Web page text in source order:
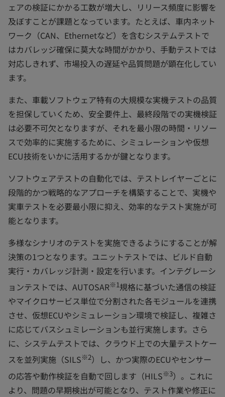
ェアの検証にかかる工数が増大し、リリース頻度に影響を
及ぼすことが課題となっています。たとえば、車内ネット
ワーク（CAN、Ethernetなど）を含むシステムテストで
はカバレッジ確保に莫大な時間がかかり、手動テストでは
対応しきれず、市場投入の遅延や品質問題が顕在化してい
ます。
また、車載ソフトウェア特有の大規模な実機テストの品質
を担保していくため、安全要件上、最終段階での実機検証
は必要不可欠となりますが、それを最小限の時間・リソー
スで効率的に実施するために、シミュレーションや仮想
ECU技術をいかに活用するかが鍵となります。
ソフトウェアテストの自動化では、テストレイヤーごとに
段階的かつ戦略的なアプローチを構築することで、実機や
実車テストを必要最小限に抑え、効率的なテスト実施が可
能となります。
多様なシナリオのテストを実施できるようにすることが解
決策の1つとなります。ユニットテストでは、ビルド自動
実行・カバレッジ計測・設定を行います。インテグレーシ
ョンテストでは、AUTOSAR※1規格に基づいた通信の検証
やマイクロサービス単位で分割された各モジュールを連携
させ、仮想ECUやシミュレーション環境で検証し、複雑さ
に応じてバスシュミレーションも並行実施します。さら
に、システムテストでは、クラウド上での大量テストケー
スを並列実施（SILS※2）し、かつ実際のECUやセンサー
の応答や動作検証を自動で回します（HILS※3）。これに
より、問題の早期検出が可能となり、テスト作業や修正に